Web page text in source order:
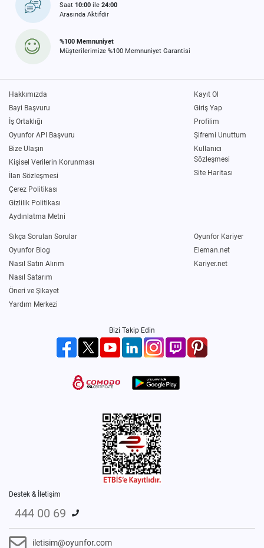
Saat 10:00 ile 24:00
Arasında Aktifdir
%100 Memnuniyet
Müşterilerimize %100 Memnuniyet Garantisi
Hakkımızda
Bayi Başvuru
İş Ortaklığı
Oyunfor API Başvuru
Bize Ulaşın
Kişisel Verilerin Korunması
İlan Sözleşmesi
Çerez Politikası
Gizlilik Politikası
Aydınlatma Metni
Kayıt Ol
Giriş Yap
Profilim
Şifremi Unuttum
Kullanıcı
Sözleşmesi
Site Haritası
Sıkça Sorulan Sorular
Oyunfor Blog
Nasıl Satın Alırım
Nasıl Satarım
Öneri ve Şikayet
Yardım Merkezi
Oyunfor Kariyer
Eleman.net
Kariyer.net
Bizi Takip Edin
Destek & İletişim
444 00 69
iletisim@oyunfor.com